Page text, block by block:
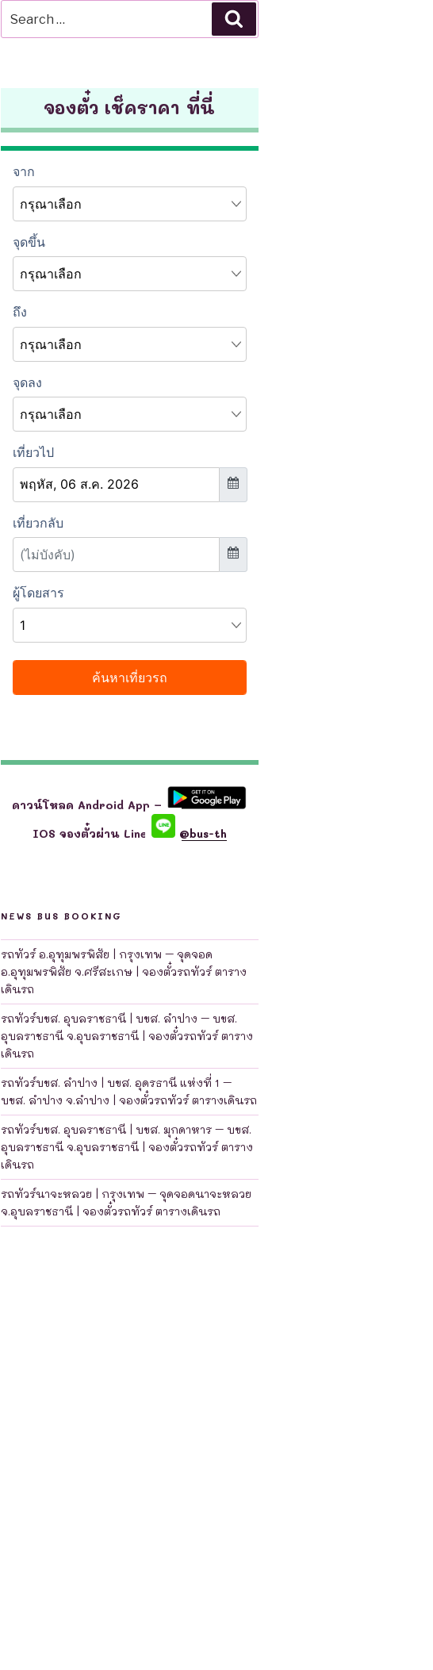
for:
จองตั๋ว เช็คราคา ที่นี่
ดาวน์โหลด Android App –
IOS จองตั๋วผ่าน Line
@bus-th
NEWS BUS BOOKING
รถทัวร์ อ.อุทุมพรพิสัย | กรุงเทพ – จุดจอด
อ.อุทุมพรพิสัย จ.ศรีสะเกษ | จองตั๋วรถทัวร์ ตาราง
เดินรถ
รถทัวร์บขส. อุบลราชธานี | บขส. ลำปาง – บขส.
อุบลราชธานี จ.อุบลราชธานี | จองตั๋วรถทัวร์ ตาราง
เดินรถ
รถทัวร์บขส. ลำปาง | บขส. อุดรธานี แห่งที่ 1 –
บขส. ลำปาง จ.ลำปาง | จองตั๋วรถทัวร์ ตารางเดินรถ
รถทัวร์บขส. อุบลราชธานี | บขส. มุกดาหาร – บขส.
อุบลราชธานี จ.อุบลราชธานี | จองตั๋วรถทัวร์ ตาราง
เดินรถ
รถทัวร์นาจะหลวย | กรุงเทพ – จุดจอดนาจะหลวย
จ.อุบลราชธานี | จองตั๋วรถทัวร์ ตารางเดินรถ